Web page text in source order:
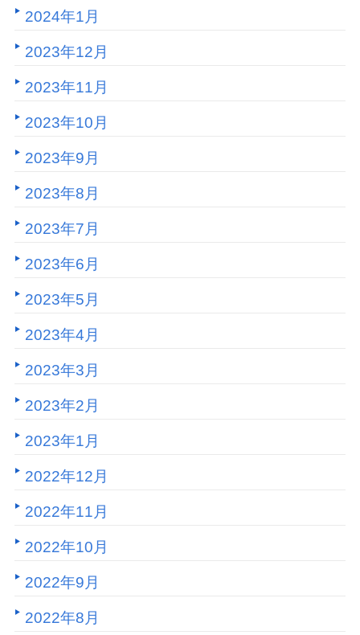
2024年1月
2023年12月
2023年11月
2023年10月
2023年9月
2023年8月
2023年7月
2023年6月
2023年5月
2023年4月
2023年3月
2023年2月
2023年1月
2022年12月
2022年11月
2022年10月
2022年9月
2022年8月